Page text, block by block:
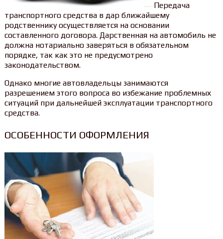
Передача
транспортного средства в дар ближайшему
родственнику осуществляется на основании
составленного договора. Дарственная на автомобиль не
должна нотариально заверяться в обязательном
порядке, так как это не предусмотрено
законодательством.
Однако многие автовладельцы занимаются
разрешением этого вопроса во избежание проблемных
ситуаций при дальнейшей эксплуатации транспортного
средства.
ОСОБЕННОСТИ ОФОРМЛЕНИЯ